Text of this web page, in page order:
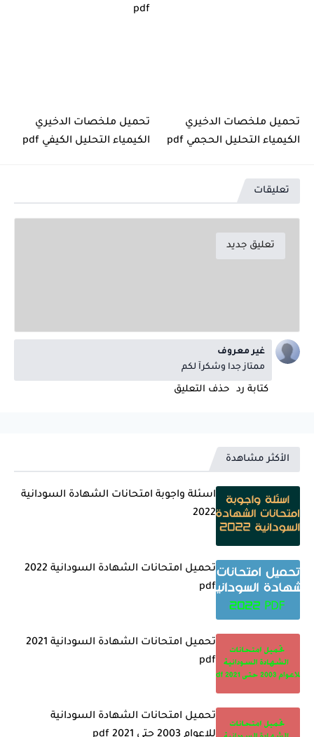
pdf
تحميل ملخصات الدخيري
الكيمياء التحليل الحجمي pdf
تحميل ملخصات الدخيري
الكيمياء التحليل الكيفي pdf
تعليقات
تعليق جديد
غير معروف
ممتاز جدا وشكرآ لكم
كتابة رد حذف التعليق
الأكثر مشاهدة
اسئلة واجوبة امتحانات الشهادة السودانية
2022
تحميل امتحانات الشهادة السودانية 2022
pdf
تحميل امتحانات الشهادة السودانية 2021
pdf
تحميل امتحانات الشهادة السودانية
للاعوام 2003 حتى 2021 pdf